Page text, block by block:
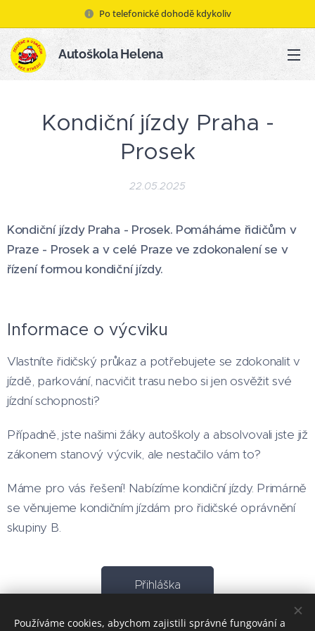
Po telefonické dohodě kdykoliv
Autoškola Helena
Kondiční jízdy Praha -
Prosek
22.05.2025
Kondiční jízdy Praha - Prosek. Pomáháme řidičům v
Praze - Prosek a v celé Praze ve zdokonalení se v
řízení formou kondiční jízdy.
Informace o výcviku
Vlastníte řidičský průkaz a potřebujete se zdokonalit v
jízdě, parkování, nacvičit trasu nebo si jen osvěžit své
jízdní schopnosti?
Případně, jste našimi žáky autoškoly a absolvovali jste již
zákonem stanový výcvik, ale nestačilo vám to?
Máme pro vás řešení! Nabízíme kondiční jízdy. Primárně
se věnujeme kondičním jízdám pro řidičské oprávnění
skupiny B.
Přihláška
Používáme cookies, abychom zajistili správné fungování a